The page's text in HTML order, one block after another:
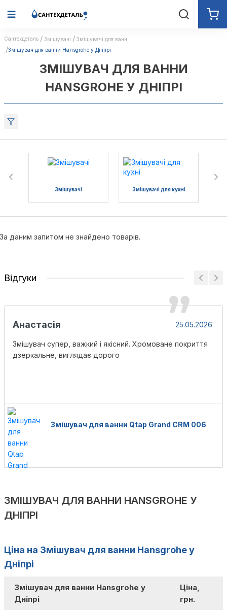
Сантехдеталь Змішувачі
Змішувачі для ванн
Змішувач для ванни Hansgrohe у Дніпрі
ЗМІШУВАЧ ДЛЯ ВАННИ
HANSGROHE У ДНІПРІ
Змішувачі Змішувачі для кухні
За даним запитом не знайдено товарів.
Відгуки
Анастасія 25.05.2026
Змішувач супер, важкий і якісний. Хромоване покриття
дзеркальне, виглядає дорого
Змішувач для ванни Qtap Grand CRM 006
ЗМІШУВАЧ ДЛЯ ВАННИ HANSGROHE У
ДНІПРІ
Ціна на Змішувач для ванни Hansgrohe у
Дніпрі
Змішувач для ванни Hansgrohe у
Дніпрі
Ціна,
грн.